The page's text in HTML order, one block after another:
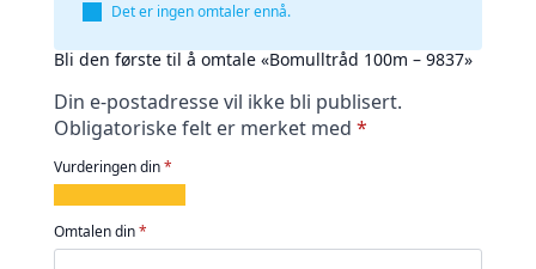
Det er ingen omtaler ennå.
Bli den første til å omtale «Bomulltråd 100m – 9837»
Din e-postadresse vil ikke bli publisert.
Obligatoriske felt er merket med *
Vurderingen din*
av
5
av
5
av
5
av
5 5
Omtalen din*